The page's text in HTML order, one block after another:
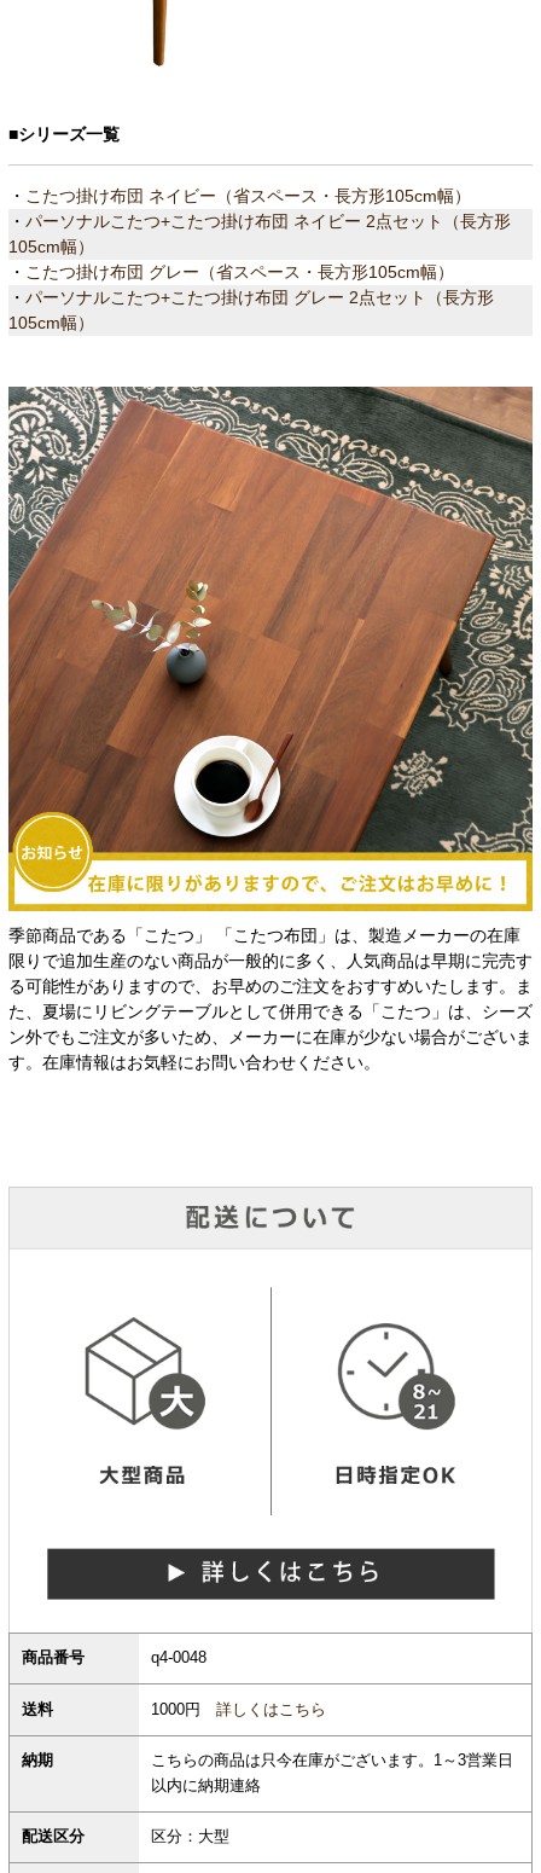
■シリーズ一覧
・ こたつ掛け布団 ネイビー（省スペース・長方形105cm幅）
・ パーソナルこたつ+こたつ掛け布団 ネイビー 2点セット（長方形
105cm幅）
・ こたつ掛け布団 グレー（省スペース・長方形105cm幅）
・ パーソナルこたつ+こたつ掛け布団 グレー 2点セット（長方形
105cm幅）
季節商品である「こたつ」 「こたつ布団」は、製造メーカーの在庫
限りで追加生産のない商品が一般的に多く、人気商品は早期に完売す
る可能性がありますので、お早めのご注文をおすすめいたします。ま
た、夏場にリビングテーブルとして併用できる「こたつ」は、シーズ
ン外でもご注文が多いため、メーカーに在庫が少ない場合がございま
す。在庫情報はお気軽にお問い合わせください。
商品番号 q4-0048
送料 1000円 詳しくはこちら
納期
こちらの商品は只今在庫がございます。1～3営業日
以内に納期連絡
配送区分 区分：大型